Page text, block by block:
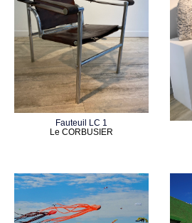
Fauteuil LC 1
Le CORBUSIER